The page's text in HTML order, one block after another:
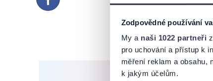
Zodpovědné používání
My a naši 1022 partneři
pro uchování a přístup k
měření reklam a obsahu,
k jakým účelům.